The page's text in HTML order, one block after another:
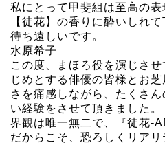
私にとって甲斐組は至高の
【徒花】の香りに酔いしれ
待ち遠しいです。
水原希子
この度、まほろ役を演じさ
じめとする俳優の皆様とお
さを痛感しながら、たくさ
い経験をさせて頂きました
界観は唯一無二で、『徒花-
だからこそ、恐ろしくリア